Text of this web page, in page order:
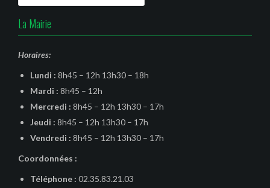
La Mairie
Horaires:
Lundi : 8h45 – 12h 13h30 – 18h
Mardi : 8h45 – 12h
Mercredi : 8h45 – 12h 13h30 – 17h
Jeudi : 8h45 – 12h 13h30 – 17h
Vendredi : 8h45 – 12h 13h30 – 17h
Coordonnées :
Téléphone : 02.35.83.21.03